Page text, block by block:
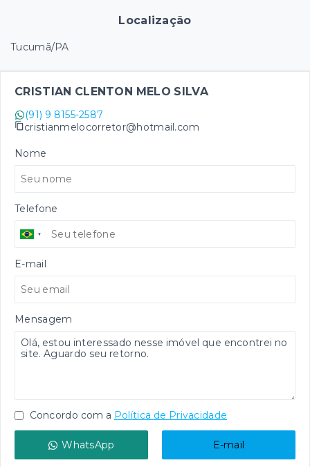
Localização
Tucumã/PA
CRISTIAN CLENTON MELO SILVA
(91) 9 8155-2587
cristianmelocorretor@hotmail.com
Nome
Telefone
E-mail
Mensagem
Concordo com a Política de Privacidade
WhatsApp E-mail